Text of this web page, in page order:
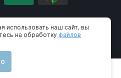
защищены
использовать наш сайт, вы
на обработку файлов